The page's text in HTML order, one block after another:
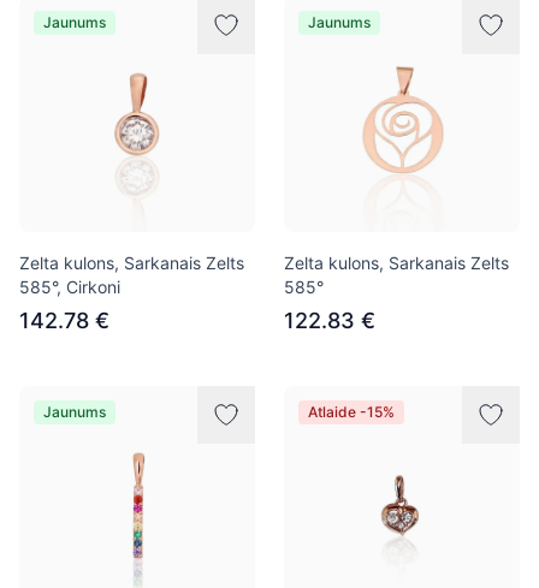
Jaunums
Zelta kulons, Sarkanais Zelts
585°, Cirkoni
142.78 €
Jaunums
Zelta kulons, Sarkanais Zelts
585°
122.83 €
Jaunums Atlaide -15%